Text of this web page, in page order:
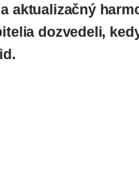
aktualizačný
dozvedeli,